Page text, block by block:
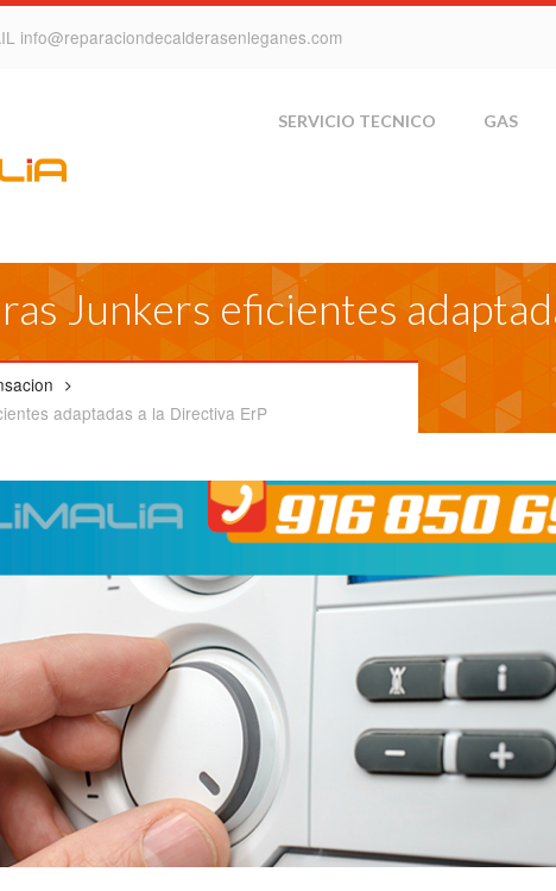
info@reparaciondecalderasenleganes.com
SERVICIO TECNICO GAS
Junkers eficientes
adaptadas a la Directiva ErP